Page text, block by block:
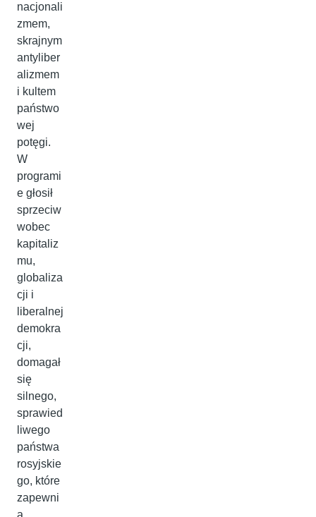
nacjonali
zmem,
skrajnym
antyliber
alizmem
i kultem
państwo
wej
potęgi.
W
programi
e głosił
sprzeciw
wobec
kapitaliz
mu,
globaliza
cji i
liberalnej
demokra
cji,
domagał
się
silnego,
sprawied
liwego
państwa
rosyjskie
go, które
zapewni